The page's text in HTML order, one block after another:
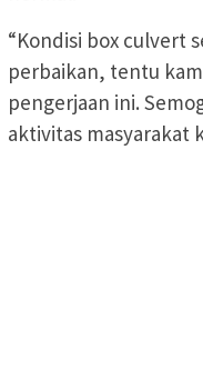
“Kondisi box culvert
perbaikan, tentu
pengerjaan ini.
aktivitas masyarakat